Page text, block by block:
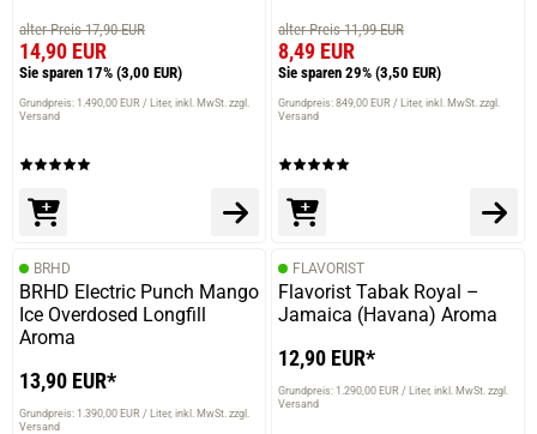
alter Preis 17,90 EUR
14,90 EUR
Sie sparen 17% (3,00 EUR)
Grundpreis: 1.490,00 EUR / Liter inkl. MwSt. zzgl.
Versand
alter Preis 11,99 EUR
8,49 EUR
Sie sparen 29% (3,50 EUR)
Grundpreis: 849,00 EUR / Liter inkl. MwSt. zzgl.
Versand
BRHD
BRHD Electric Punch Mango
Ice Overdosed Longfill
Aroma
13,90 EUR*
Grundpreis: 1.390,00 EUR / Liter inkl. MwSt. zzgl.
Versand
FLAVORIST
Flavorist Tabak Royal –
Jamaica (Havana) Aroma
12,90 EUR*
Grundpreis: 1.290,00 EUR / Liter inkl. MwSt. zzgl.
Versand